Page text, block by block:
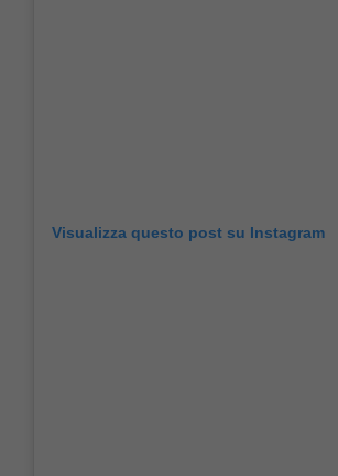
Visualizza questo post su Instagram